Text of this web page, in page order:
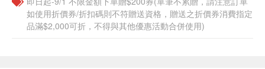
如使用折價券/折扣碼則不符贈送資格，贈送之折價券消費指定
品滿$2,000可折，不得與其他優惠活動合併使用)